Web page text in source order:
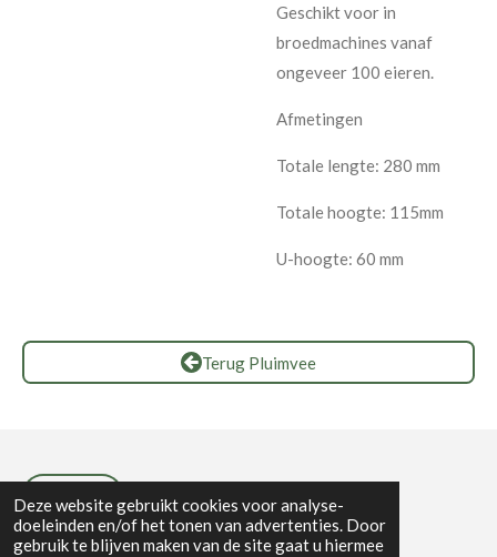
Deze website gebruikt cookies voor analyse-
doeleinden en/of het tonen van advertenties. Door
gebruik te blijven maken van de site gaat u hiermee
Geschikt voor in
broedmachines vanaf
ongeveer 100 eieren.
Afmetingen
Totale lengte: 280 mm
Totale hoogte: 115mm
U-hoogte: 60 mm
Terug Pluimvee
Privacybeleid